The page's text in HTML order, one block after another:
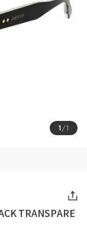
1/1
TRANSPARE